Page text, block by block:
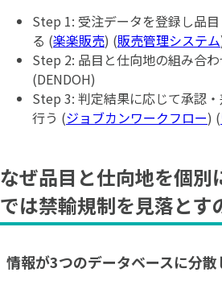
Step 1: 受注データを登録し品
る (楽楽販売) (販売管理システム
Step 2: 品目と仕向地の組み合
(DENDOH)
Step 3: 判定結果に応じて承認
行う (ジョブカンワークフロー) (
なぜ品目と仕向地を個別
では禁輸規制を見落とす
情報が3つのデータベースに分散